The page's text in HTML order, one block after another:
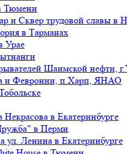
Тюмени
и Сквер трудовой славы в
в Тарманах
Урае
Шаимской нефти,
и Февронии, п.Харп, ЯНАО
в Екатеринбурге
в Перми
Ленина в Екатеринбурге